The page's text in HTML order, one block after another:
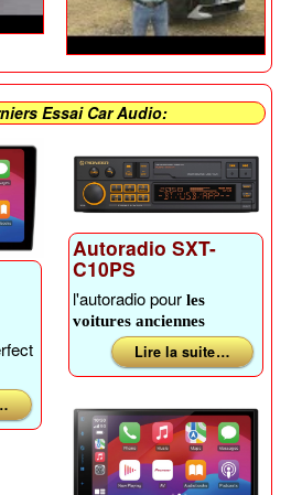
Essai Car Audio:
Autoradio SXT-
C10PS
l'autoradio pour les
voitures anciennes
Lire la suite …